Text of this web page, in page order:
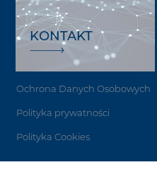
KONTAKT
Ochrona Danych Osobowych
Polityka prywatności
Polityka Cookies